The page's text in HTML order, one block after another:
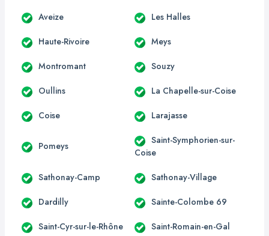
Aveize Les Halles
Haute-Rivoire Meys
Montromant Souzy
Oullins La Chapelle-sur-Coise
Coise Larajasse
Pomeys
Saint-Symphorien-sur-
Coise
Sathonay-Camp Sathonay-Village
Dardilly Sainte-Colombe 69
Saint-Cyr-sur-le-Rhône Saint-Romain-en-Gal